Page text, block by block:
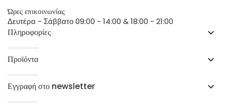
Ώρες επικοινωνίας
Δευτέρα - Σάββατο 09:00 - 14:00 & 18:00 - 21:00
Πληροφορίες keyboard_arrow_down
Προϊόντα keyboard_arrow_down
Εγγραφή στο newsletter keyboard_arrow_down